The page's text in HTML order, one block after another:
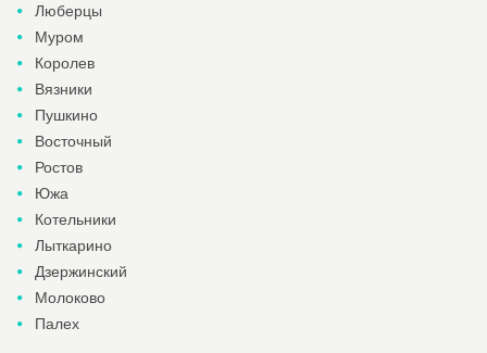
Люберцы
Муром
Королев
Вязники
Пушкино
Восточный
Ростов
Южа
Котельники
Лыткарино
Дзержинский
Молоково
Палех